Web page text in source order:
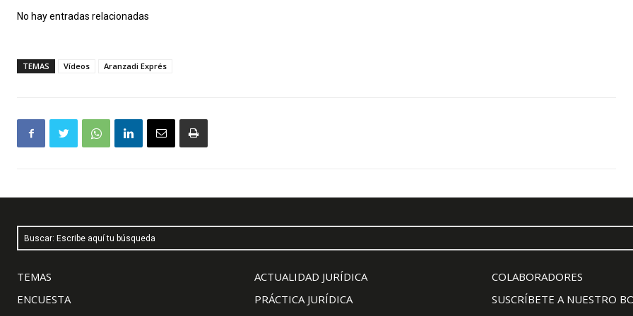
No hay entradas relacionadas
TEMAS Vídeos Aranzadi Exprés
Buscar: Escribe aquí tu búsqueda
TEMAS
ENCUESTA
ACTUALIDAD JURÍDICA
PRÁCTICA JURÍDICA
COLABORADORES
SUSCRÍBETE A NUESTRO